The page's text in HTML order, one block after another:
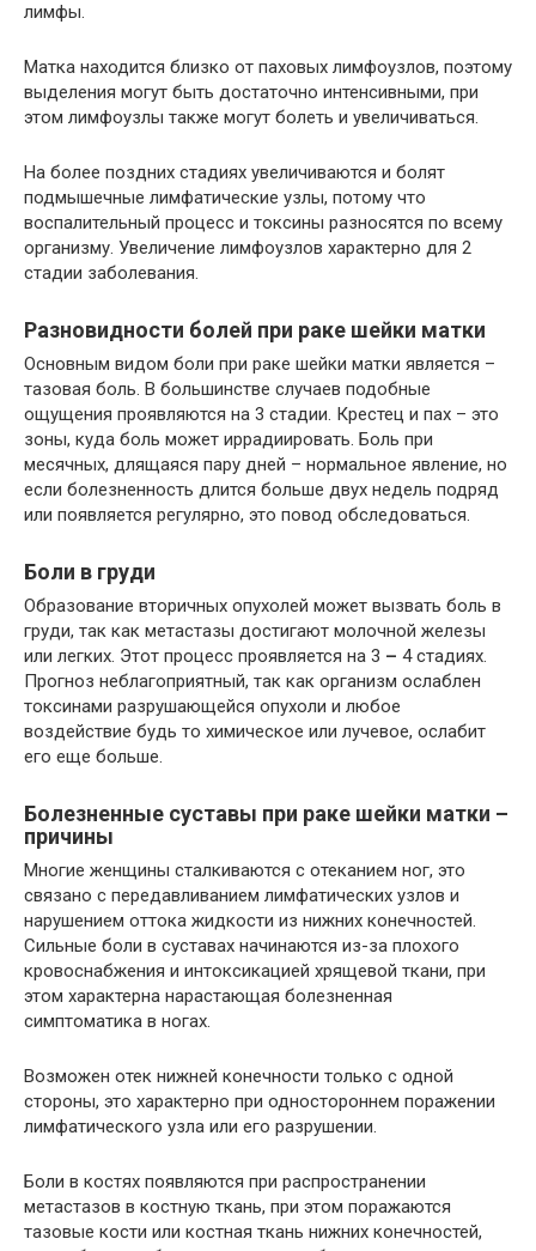
лимфы.
Матка находится близко от паховых лимфоузлов, поэтому
выделения могут быть достаточно интенсивными, при
этом лимфоузлы также могут болеть и увеличиваться.
На более поздних стадиях увеличиваются и болят
подмышечные лимфатические узлы, потому что
воспалительный процесс и токсины разносятся по всему
организму. Увеличение лимфоузлов характерно для 2
стадии заболевания.
Разновидности болей при раке шейки матки
Основным видом боли при раке шейки матки является –
тазовая боль. В большинстве случаев подобные
ощущения проявляются на 3 стадии. Крестец и пах – это
зоны, куда боль может иррадиировать. Боль при
месячных, длящаяся пару дней – нормальное явление, но
если болезненность длится больше двух недель подряд
или появляется регулярно, это повод обследоваться.
Боли в груди
Образование вторичных опухолей может вызвать боль в
груди, так как метастазы достигают молочной железы
или легких. Этот процесс проявляется на 3 – 4 стадиях.
Прогноз неблагоприятный, так как организм ослаблен
токсинами разрушающейся опухоли и любое
воздействие будь то химическое или лучевое, ослабит
его еще больше.
Болезненные суставы при раке шейки матки –
причины
Многие женщины сталкиваются с отеканием ног, это
связано с передавливанием лимфатических узлов и
нарушением оттока жидкости из нижних конечностей.
Сильные боли в суставах начинаются из-за плохого
кровоснабжения и интоксикацией хрящевой ткани, при
этом характерна нарастающая болезненная
симптоматика в ногах.
Возможен отек нижней конечности только с одной
стороны, это характерно при одностороннем поражении
лимфатического узла или его разрушении.
Боли в костях появляются при распространении
метастазов в костную ткань, при этом поражаются
тазовые кости или костная ткань нижних конечностей,